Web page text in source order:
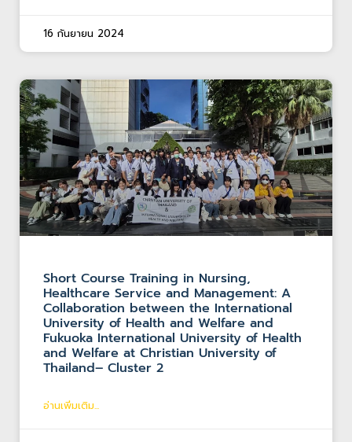
16 กันยายน 2024
Short Course Training in Nursing,
Healthcare Service and Management: A
Collaboration between the International
University of Health and Welfare and
Fukuoka International University of Health
and Welfare at Christian University of
Thailand– Cluster 2
อ่านเพิ่มเติม...